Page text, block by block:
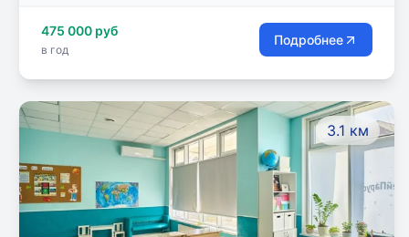
взрослых.
475 000 руб
в год
Подробнее
3.1 км